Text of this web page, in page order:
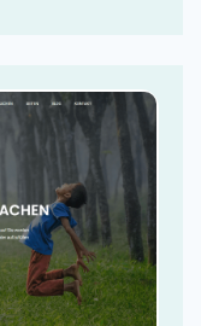
FinanceFoxx
EventFoxx
CommerceFoxx